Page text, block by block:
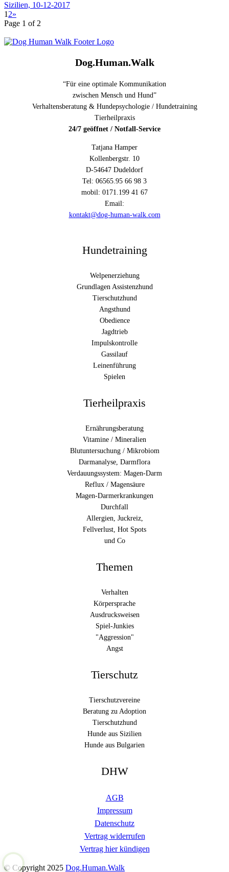
Sizilien, 10-12-2017
1 2»
Page 1 of 2
Dog.Human.Walk
“Für eine optimale Kommunikation
zwischen Mensch und Hund”
Verhaltensberatung & Hundepsychologie / Hundetraining
Tierheilpraxis
24/7 geöffnet / Notfall-Service
Tatjana Hamper
Kollenbergstr. 10
D-54647 Dudeldorf
Tel: 06565.95 66 98 3
mobil: 0171.199 41 67
Email:
kontakt@dog-human-walk.com
Hundetraining
Welpenerziehung
Grundlagen Assistenzhund
Tierschutzhund
Angsthund
Obedience
Jagdtrieb
Impulskontrolle
Gassilauf
Leinenführung
Spielen
Tierheilpraxis
Ernährungsberatung
Vitamine / Mineralien
Blutuntersuchung / Mikrobiom
Darmanalyse, Darmflora
Verdauungssystem: Magen-Darm
Reflux / Magensäure
Magen-Darmerkrankungen
Durchfall
Allergien, Juckreiz,
Fellverlust, Hot Spots
und Co
Themen
Verhalten
Körpersprache
Ausdrucksweisen
Spiel-Junkies
"Aggression"
Angst
Tierschutz
Tierschutzvereine
Beratung zu Adoption
Tierschutzhund
Hunde aus Sizilien
Hunde aus Bulgarien
DHW
AGB
Impressum
Datenschutz
Vertrag widerrufen
Vertrag hier kündigen
© Copyright 2025 Dog.Human.Walk